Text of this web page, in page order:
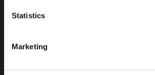
Statistics
Marketing
紧张热烈的年会最终结束在了一片热闹祥